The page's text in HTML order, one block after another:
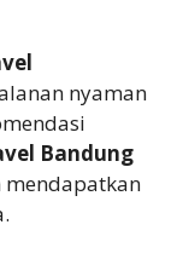
nyaman
Bandung
mendapatkan